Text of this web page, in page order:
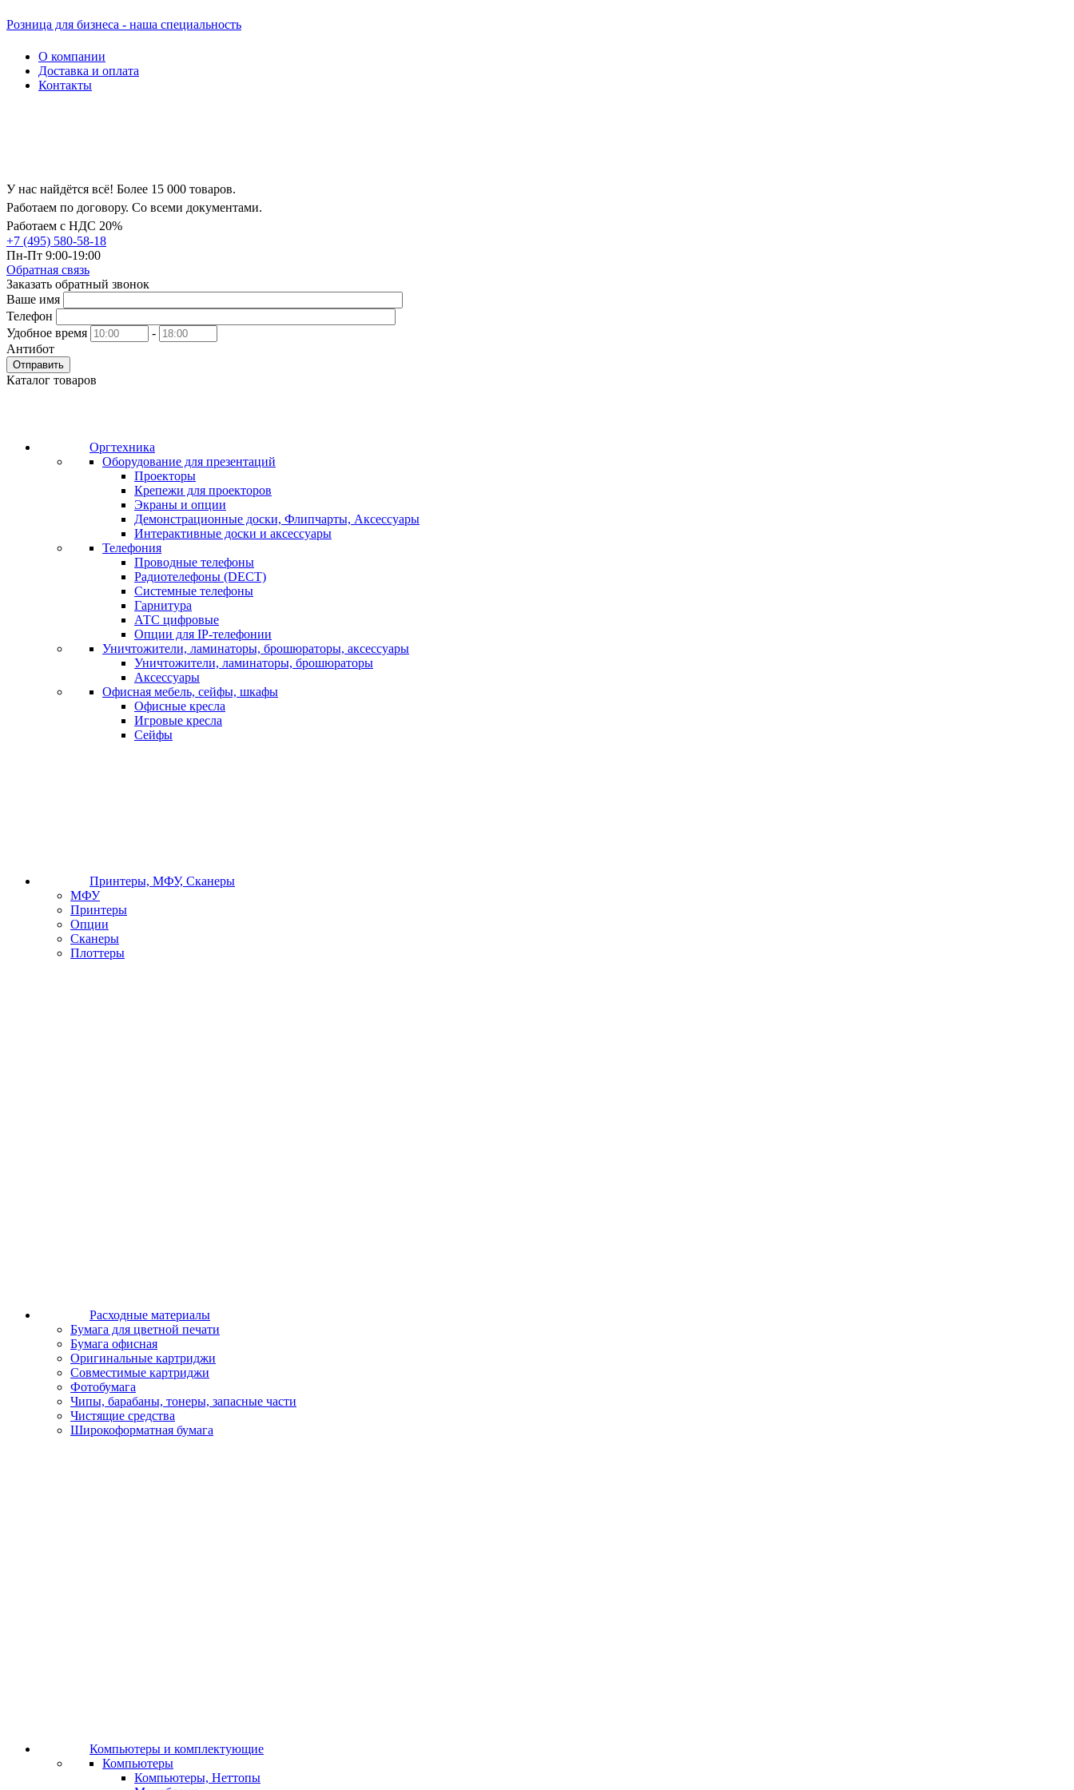
Розница для бизнеса - наша специальность
О компании
Доставка и оплата
Контакты
У нас найдётся всё! Более 15 000 товаров.
Работаем по договору. Со всеми документами.
Работаем с НДС 20%
+7 (495) 580-58-18
Пн-Пт 9:00-19:00
Обратная связь
Заказать обратный звонок
Ваше имя
Телефон
Удобное время
-
Антибот
Отправить
Каталог товаров
Оргтехника
Оборудование для презентаций
Проекторы
Крепежи для проекторов
Экраны и опции
Демонстрационные доски, Флипчарты, Аксессуары
Интерактивные доски и аксессуары
Телефония
Проводные телефоны
Радиотелефоны (DECT)
Системные телефоны
Гарнитура
АТС цифровые
Опции для IP-телефонии
Уничтожители, ламинаторы, брошюраторы, аксессуары
Уничтожители, ламинаторы, брошюраторы
Аксессуары
Офисная мебель, сейфы, шкафы
Офисные кресла
Игровые кресла
Сейфы
Принтеры, МФУ, Сканеры
МФУ
Принтеры
Опции
Сканеры
Плоттеры
Расходные материалы
Бумага для цветной печати
Бумага офисная
Оригинальные картриджи
Совместимые картриджи
Фотобумага
Чипы, барабаны, тонеры, запасные части
Чистящие средства
Широкоформатная бумага
Компьютеры и комплектующие
Компьютеры
Компьютеры, Неттопы